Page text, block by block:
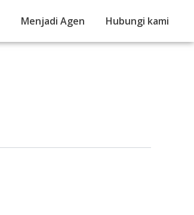
Menjadi Agen Hubungi kami